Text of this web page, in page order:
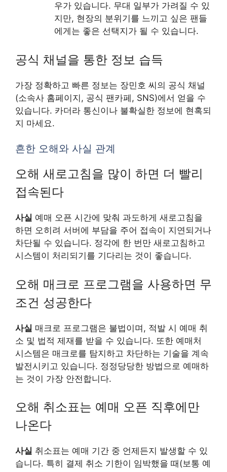
우가 있습니다. 무대 일부가 가려질 수 있
지만, 현장의 분위기를 느끼고 싶은 팬들
에게는 좋은 선택지가 될 수 있습니다.
공식 채널을 통한 정보 습득
가장 정확하고 빠른 정보는 장민호 씨의 공식 채널
(소속사 홈페이지, 공식 팬카페, SNS)에서 얻을 수
있습니다. 카더라 통신이나 불확실한 정보에 현혹되
지 마세요.
흔한 오해와 사실 관계
오해 새로고침을 많이 하면 더 빨리
접속된다
사실 예매 오픈 시간에 맞춰 과도하게 새로고침을
하면 오히려 서버에 부담을 주어 접속이 지연되거나
차단될 수 있습니다. 정각에 한 번만 새로고침하고
시스템이 처리되기를 기다리는 것이 좋습니다.
오해 매크로 프로그램을 사용하면 무
조건 성공한다
사실 매크로 프로그램은 불법이며, 적발 시 예매 취
소 및 법적 제재를 받을 수 있습니다. 또한 예매처
시스템은 매크로를 탐지하고 차단하는 기술을 계속
발전시키고 있습니다. 정정당당한 방법으로 예매하
는 것이 가장 안전합니다.
오해 취소표는 예매 오픈 직후에만
나온다
사실 취소표는 예매 기간 중 언제든지 발생할 수 있
습니다. 특히 결제 취소 기한이 임박했을 때(보통 예